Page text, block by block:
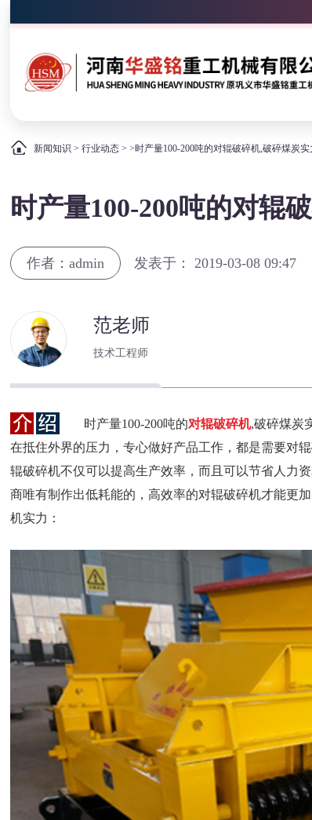
新闻知识 >行业动态 > >时产量100-200吨的对辊破碎机,破碎煤炭
时产量100-200吨的对辊
作者：admin 发表于： 2019-03-08 09:47
范老师
技术工程师
时产量100-200吨的对辊破碎机,破碎煤炭
在抵住外界的压力，专心做好产品工作，都是需要对
辊破碎机不仅可以提高生产效率，而且可以节省人力
商唯有制作出低耗能的，高效率的对辊破碎机才能更
机实力：